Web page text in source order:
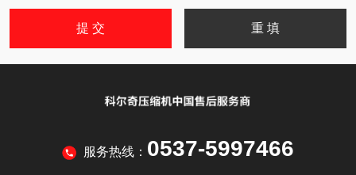
服务热线： 0537-5997466